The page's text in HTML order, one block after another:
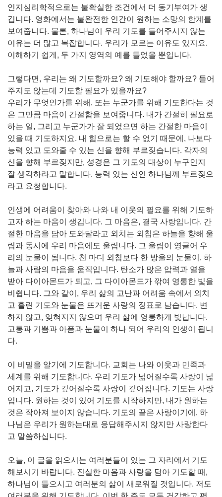
인지심리학적으로는 불확실한 조건에서 더 동기부여가 생
깁니다. 영화에서는 불완전한 인간이 원하는 소망의 한계를
보여줍니다. 물론, 하나님이 우리 기도를 들어주시지 않는
이유는 더 많고 복잡합니다. 우리가 모르는 이유도 있지요.
이해하기 쉽게, 두 가지 영역의 예를 들었을 뿐입니다.
그렇다면, 우리는 왜 기도할까요? 왜 기도해야 할까요? 들어
주지도 않는데 기도할 필요가 있을까요?
우리가 무엇인가를 위해, 또는 누군가를 위해 기도한다는 것
은 그만큼 마음이 간절함을 보여줍니다. 내가 간절히 필요로
하는 일, 그리고 누군가가 잘 되었으면 하는 간절한 마음이
있을 때 기도하지요. 내 힘으로는 할 수 없기 때문에, 나보다
능력 있고 도와줄 수 있는 신을 향해 부르짖습니다. 각자의
신을 향해 부르짖지만, 성경은 그 기도의 대상이 누구인지
잘 생각하라고 말합니다. 능력 있는 신인 하나님께 부르짖으
라고 요청합니다.
인생에 어려움이 찾아와 나와 내 이웃의 필요를 위해 기도하
고자 하는 마음이 생깁니다. 그 마음은, 결국 사랑입니다. 간
절한 마음을 담아 도와달라고 외치는 외침은 하늘을 향해 울
림과 동시에 우리 마음에도 울립니다. 그 울림이 영글어 우
리의 눈물이 됩니다. 천 마디 외침보다 한 방울의 눈물이, 하
늘과 사람의 마음을 움직입니다. 탄소가 많은 압력과 열을
받아 다이아몬드가 되고, 그 다이아몬드가 깎여 영롱한 빛을
비췹니다. 그와 같이, 우리 삶의 고난과 어려움 속에서 외치
고 흘린 기도와 눈물은 뜨거운 사랑의 징표로 남습니다. 변
하지 않고, 잊혀지지 않으며 우리 삶에 영롱하게 빛납니다.
고통과 기쁨과 아픔과 눈물이 하나 되어 우리의 인생이 됩니
다.
이 비밀을 알기에 기도합니다. 교회는 나와 이웃과 민족과
세계를 위해 기도합니다. 우리 기도가 넓어질수록 사랑이 넓
어지고, 기도가 깊어질수록 사랑이 깊어집니다. 기도는 사랑
입니다. 원하는 것이 있어 기도를 시작하지만, 내가 원하는
것은 작아져 보이지 않습니다. 기도의 끝은 사랑이기에, 하
나님은 우리가 원하는대로 응답해주시지 않지만 사랑한다
고 말씀하십니다.
오늘, 이 글을 읽으시는 여러분들이 있는 그 자리에서 기도
해보시기 바랍니다. 진실한 마음과 사랑을 담아 기도할 때,
하나님이 들으시고 여러분의 삶이 새로워질 것입니다. 저도